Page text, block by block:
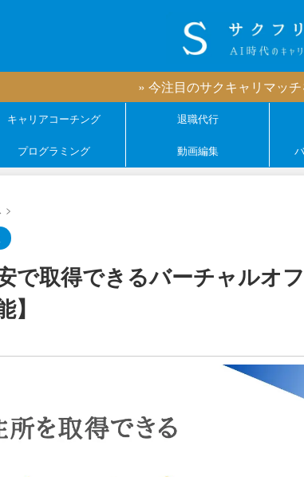
» 今注目のサクキャリマッ
キャリアコーチング 退職代行
プログラミング 動画編集
>
で取得できるバーチャルオ
】